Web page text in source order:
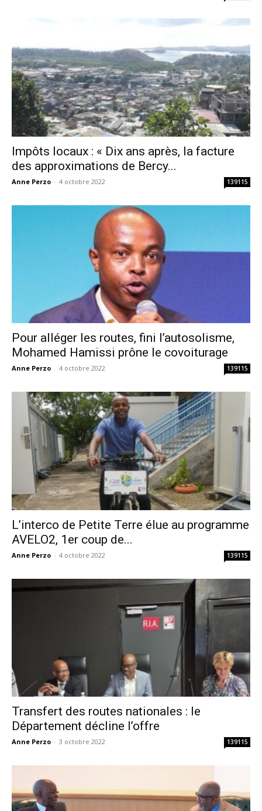
Impôts locaux : « Dix ans après, la facture
des approximations de Bercy...
Anne Perzo - 4 octobre 2022 139115
Pour alléger les routes, fini l’autosolisme,
Mohamed Hamissi prône le covoiturage
Anne Perzo - 4 octobre 2022 139115
L’interco de Petite Terre élue au programme
AVELO2, 1er coup de...
Anne Perzo - 4 octobre 2022 139115
Transfert des routes nationales : le
Département décline l’offre
Anne Perzo - 3 octobre 2022 139115